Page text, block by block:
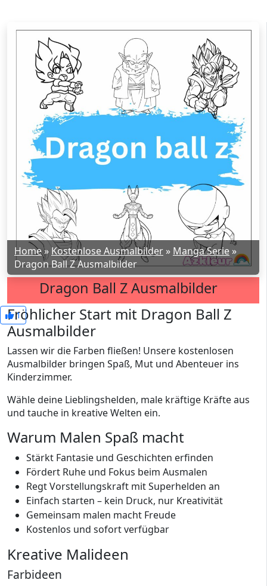
Home» Kostenlose Ausmalbilder » Manga Serie »
Dragon Ball Z Ausmalbilder
Dragon Ball Z Ausmalbilder
1
Fröhlicher Start mit Dragon Ball Z
Ausmalbilder
Lassen wir die Farben fließen! Unsere kostenlosen
Ausmalbilder bringen Spaß, Mut und Abenteuer ins
Kinderzimmer.
Wähle deine Lieblingshelden, male kräftige Kräfte aus
und tauche in kreative Welten ein.
Warum Malen Spaß macht
Stärkt Fantasie und Geschichten erfinden
Fördert Ruhe und Fokus beim Ausmalen
Regt Vorstellungskraft mit Superhelden an
Einfach starten – kein Druck, nur Kreativität
Gemeinsam malen macht Freude
Kostenlos und sofort verfügbar
Kreative Malideen
Farbideen